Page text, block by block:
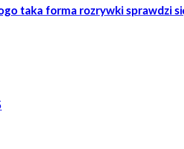
taka forma rozrywki sprawdzi